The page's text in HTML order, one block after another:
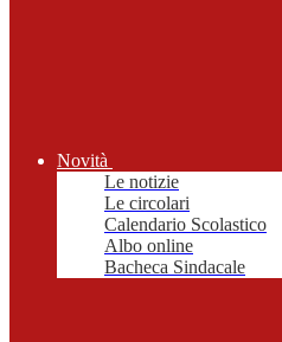
Novità
Le notizie
Le circolari
Calendario Scolastico
Albo online
Bacheca Sindacale